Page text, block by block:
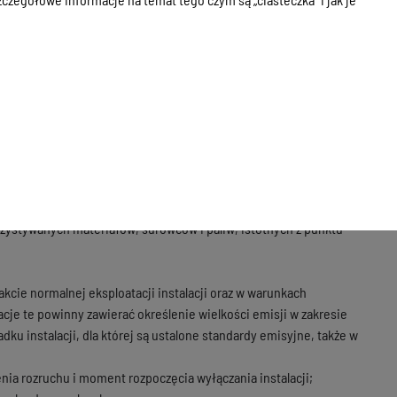
w art. 183b;
techniczną źródeł powstawania i miejsc emisji;
materiałów, surowców i paliw, istotnych z punktu
normalnej eksploatacji instalacji oraz w warunkach
te powinny zawierać określenie wielkości emisji w zakresie
instalacji, dla której są ustalone standardy emisyjne, także w
rozruchu i moment rozpoczęcia wyłączania instalacji;